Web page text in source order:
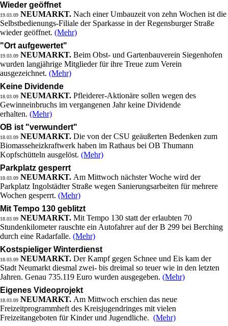
Wieder geöffnet
19.03.09 NEUMARKT. Nach einer Umbauzeit von zehn Wochen ist die
Selbstbedienungs-Filiale der Sparkasse in der Regensburger Straße
wieder geöffnet. (Mehr)
"Ort aufgewertet"
19.03.09 NEUMARKT. Beim Obst- und Gartenbauverein Siegenhofen
wurden langjährige Mitglieder für ihre Treue zum Verein
ausgezeichnet. (Mehr)
Keine Dividende
18.03.09 NEUMARKT. Pfleiderer-Aktionäre sollen wegen des
Gewinneinbruchs im vergangenen Jahr keine Dividende
erhalten. (Mehr)
OB ist "verwundert"
18.03.09 NEUMARKT. Die von der CSU geäußerten Bedenken zum
Biomasseheizkraftwerk haben im Rathaus bei OB Thumann
Kopfschütteln ausgelöst. (Mehr)
Parkplatz gesperrt
18.03.09 NEUMARKT. Am Mittwoch nächster Woche wird der
Parkplatz Ingolstädter Straße wegen Sanierungsarbeiten für mehrere
Wochen gesperrt. (Mehr)
Mit Tempo 130 geblitzt
18.03.09 NEUMARKT. Mit Tempo 130 statt der erlaubten 70
Stundenkilometer rauschte ein Autofahrer auf der B 299 bei Berching
durch eine Radarfalle. (Mehr)
Kostspieliger Winterdienst
18.03.09 NEUMARKT. Der Kampf gegen Schnee und Eis kam der
Stadt Neumarkt diesmal zwei- bis dreimal so teuer wie in den letzten
Jahren. Genau 735.119 Euro wurden ausgegeben. (Mehr)
Eigenes Videoprojekt
18.03.09 NEUMARKT. Am Mittwoch erschien das neue
Freizeitprogrammheft des Kreisjugendringes mit vielen
Freizeitangeboten für Kinder und Jugendliche. (Mehr)